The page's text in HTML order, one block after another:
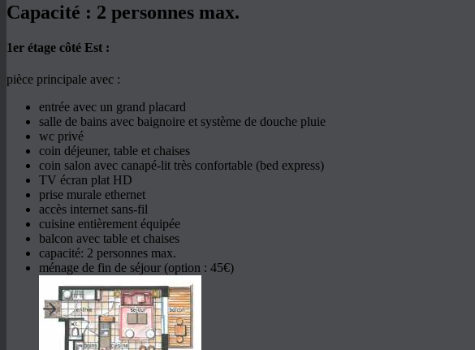
Capacité : 2 personnes max.
1er étage côté Est :
pièce principale avec :
entrée avec un grand placard
salle de bains avec baignoire et système de douche pluie
wc privé
coin déjeuner, table et chaises
coin salon avec canapé-lit très confortable (bed express)
TV écran plat HD
prise murale ethernet
accès internet sans-fil
cuisine entièrement équipée
balcon avec table et chaises
capacité: 2 personnes max.
ménage de fin de séjour (option : 45€)